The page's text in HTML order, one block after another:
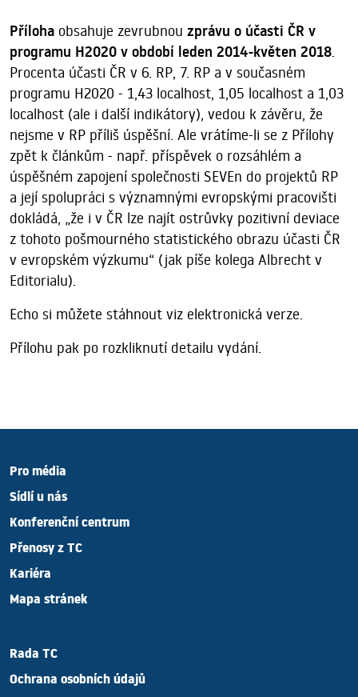
Příloha obsahuje zevrubnou zprávu o účasti ČR v
programu H2020 v období leden 2014-květen 2018.
Procenta účasti ČR v 6. RP, 7. RP a v současném
programu H2020 - 1,43 localhost, 1,05 localhost a 1,03
localhost (ale i další indikátory), vedou k závěru, že
nejsme v RP příliš úspěšní. Ale vrátíme-li se z Přílohy
zpět k článkům - např. příspěvek o rozsáhlém a
úspěšném zapojení společnosti SEVEn do projektů RP
a její spolupráci s významnými evropskými pracovišti
dokládá, „že i v ČR lze najít ostrůvky pozitivní deviace
z tohoto pošmourného statistického obrazu účasti ČR
v evropském výzkumu“ (jak píše kolega Albrecht v
Editorialu).
Echo si můžete stáhnout viz elektronická verze.
Přílohu pak po rozkliknutí detailu vydání.
Pro média
Sídlí u nás
Konferenční centrum
Přenosy z TC
Kariéra
Mapa stránek
Rada TC
Ochrana osobních údajů